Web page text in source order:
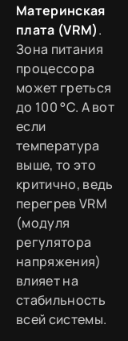
Материнская
плата (VRM).
Зона питания
процессора
может греться
до 100 °C. А вот
если
температура
выше, то это
критично, ведь
перегрев VRM
(модуля
регулятора
напряжения)
влияет на
стабильность
всей системы.